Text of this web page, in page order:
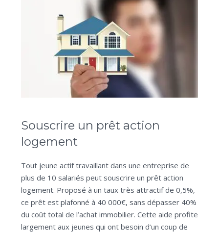
Souscrire un prêt action
logement
Tout jeune actif travaillant dans une entreprise de
plus de 10 salariés peut souscrire un prêt action
logement. Proposé à un taux très attractif de 0,5%,
ce prêt est plafonné à 40 000€, sans dépasser 40%
du coût total de l’achat immobilier. Cette aide profite
largement aux jeunes qui ont besoin d’un coup de